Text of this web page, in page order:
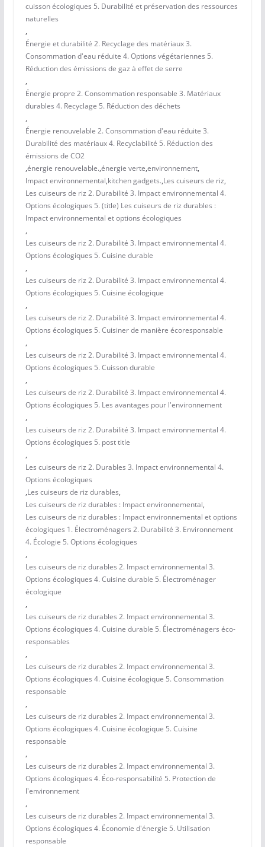
cuisson écologiques 5. Durabilité et préservation des ressources
naturelles
,
Énergie et durabilité 2. Recyclage des matériaux 3.
Consommation d'eau réduite 4. Options végétariennes 5.
Réduction des émissions de gaz à effet de serre
,
Énergie propre 2. Consommation responsable 3. Matériaux
durables 4. Recyclage 5. Réduction des déchets
,
Énergie renouvelable 2. Consommation d'eau réduite 3.
Durabilité des matériaux 4. Recyclabilité 5. Réduction des
émissions de CO2
,énergie renouvelable.,énergie verte,environnement,
Impact environnemental,kitchen gadgets.,Les cuiseurs de riz,
Les cuiseurs de riz 2. Durabilité 3. Impact environnemental 4.
Options écologiques 5. (title) Les cuiseurs de riz durables :
Impact environnemental et options écologiques
,
Les cuiseurs de riz 2. Durabilité 3. Impact environnemental 4.
Options écologiques 5. Cuisine durable
,
Les cuiseurs de riz 2. Durabilité 3. Impact environnemental 4.
Options écologiques 5. Cuisine écologique
,
Les cuiseurs de riz 2. Durabilité 3. Impact environnemental 4.
Options écologiques 5. Cuisiner de manière écoresponsable
,
Les cuiseurs de riz 2. Durabilité 3. Impact environnemental 4.
Options écologiques 5. Cuisson durable
,
Les cuiseurs de riz 2. Durabilité 3. Impact environnemental 4.
Options écologiques 5. Les avantages pour l'environnement
,
Les cuiseurs de riz 2. Durabilité 3. Impact environnemental 4.
Options écologiques 5. post title
,
Les cuiseurs de riz 2. Durables 3. Impact environnemental 4.
Options écologiques
,Les cuiseurs de riz durables,
Les cuiseurs de riz durables : Impact environnemental,
Les cuiseurs de riz durables : Impact environnemental et options
écologiques 1. Électroménagers 2. Durabilité 3. Environnement
4. Écologie 5. Options écologiques
,
Les cuiseurs de riz durables 2. Impact environnemental 3.
Options écologiques 4. Cuisine durable 5. Électroménager
écologique
,
Les cuiseurs de riz durables 2. Impact environnemental 3.
Options écologiques 4. Cuisine durable 5. Électroménagers éco-
responsables
,
Les cuiseurs de riz durables 2. Impact environnemental 3.
Options écologiques 4. Cuisine écologique 5. Consommation
responsable
,
Les cuiseurs de riz durables 2. Impact environnemental 3.
Options écologiques 4. Cuisine écologique 5. Cuisine
responsable
,
Les cuiseurs de riz durables 2. Impact environnemental 3.
Options écologiques 4. Éco-responsabilité 5. Protection de
l'environnement
,
Les cuiseurs de riz durables 2. Impact environnemental 3.
Options écologiques 4. Économie d'énergie 5. Utilisation
responsable